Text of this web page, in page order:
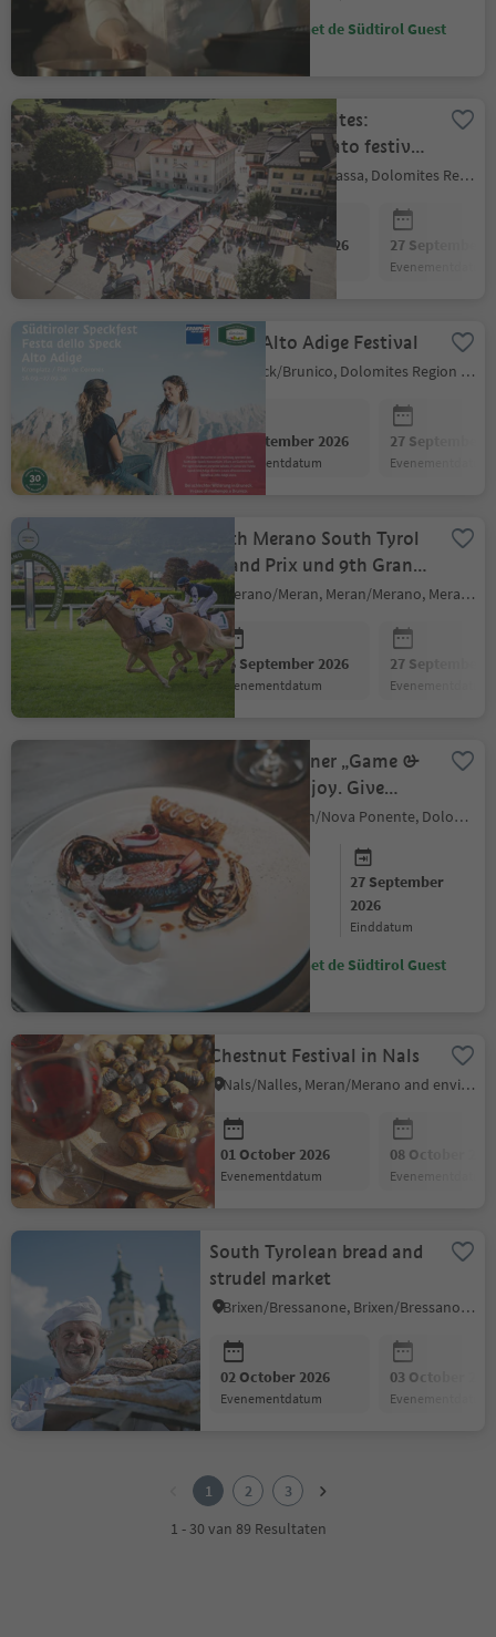
Bespaar met de Südtirol Guest
Golden³Dolomites:
Niederdorf potato festival
“the original”
Niederdorf/Villabassa, Dolomites Region 3 Zinnen
26 September 2026
evenementdatum
27 September
evenementdatum
Speck Alto Adige Festival
Bruneck/Brunico, Dolomites Region Kronplatz/Plan de Corones
26 September 2026
evenementdatum
27 September
evenementdatum
87th Merano South Tyrol
Grand Prix und 9th Gran
Prix Haflinger
Merano/Meran, Meran/Merano, Meran/Merano and environs
26 September 2026
evenementdatum
27 September
evenementdatum
Charity-Dinner „Game &
Forest“ – Enjoy. Give
Back.
Deutschnofen/Nova Ponente, Dolomites Region Eggental
26 September
2026
startdatum
27 September
2026
einddatum
Bespaar met de Südtirol Guest
Pass
Chestnut Festival in Nals
Nals/Nalles, Meran/Merano and environs
01 October 2026
evenementdatum
08 October
evenementdatum
South Tyrolean bread and
strudel market
Brixen/Bressanone, Brixen/Bressanone and environs
02 October 2026
evenementdatum
03 October
evenementdatum
1 2
3
1 - 30 van 89 Resultaten